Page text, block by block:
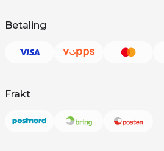
Betaling
Frakt